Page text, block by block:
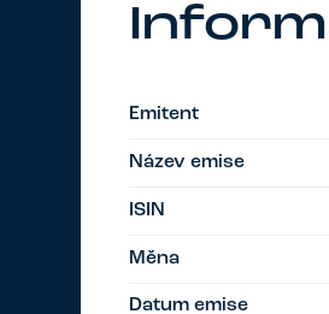
Emitent
Název emise
ISIN
Měna
Datum emise